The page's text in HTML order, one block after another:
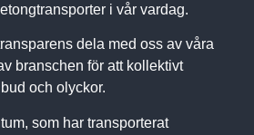
i vår vardag.
dela med oss av våra
branschen för att kollektivt
och olyckor.
som har transporterat